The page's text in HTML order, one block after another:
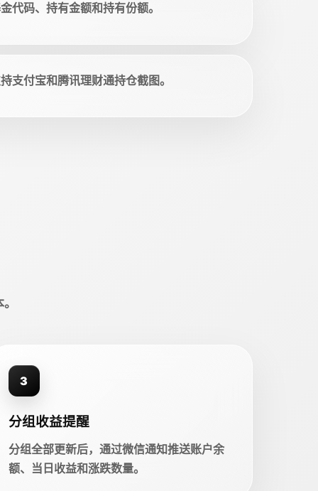
代码、持有金额和持有份额。
支付宝和腾讯理财通持仓截图。
3
分组收益提醒
分组全部更新后，通过微信通知推送账户余
额、当日收益和涨跌数量。